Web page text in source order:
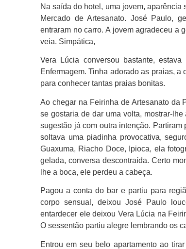
Na saída do hotel, uma jovem,
Mercado de Artesanato. José Paulo,
entraram no carro. A jovem agradeceu a
veia. Simpática,
Vera Lúcia conversou bastante,
Enfermagem. Tinha adorado as praias,
para conhecer tantas praias bonitas.
Ao chegar na Feirinha de Artesanato da
se gostaria de dar uma volta, mostrar-
sugestão já com outra intenção.
soltava uma piadinha provocativa,
Guaxuma, Riacho Doce, Ipioca, ela
gelada, conversa descontraída. Certo
lhe a boca, ele perdeu a cabeça.
Pagou a conta do bar e partiu para
corpo sensual, deixou José Paulo
entardecer ele deixou Vera Lúcia na
O sessentão partiu alegre lembrando os
Entrou em seu belo apartamento ao